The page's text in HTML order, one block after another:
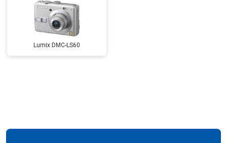
Lumix DMC-LS60